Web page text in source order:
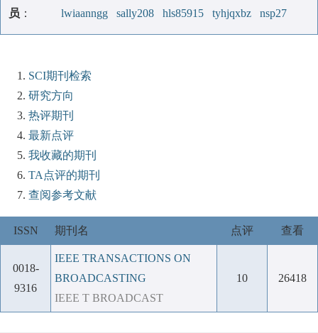
员 ：
lwiaanngg
sally208 hls85915 tyhjqxbz nsp27
SCI期刊检索
研究方向
热评期刊
最新点评
我收藏的期刊
TA点评的期刊
查阅参考文献
ISSN 期刊名 点评 查看
0018-
9316
IEEE TRANSACTIONS ON
BROADCASTING
IEEE T BROADCAST
10 26418